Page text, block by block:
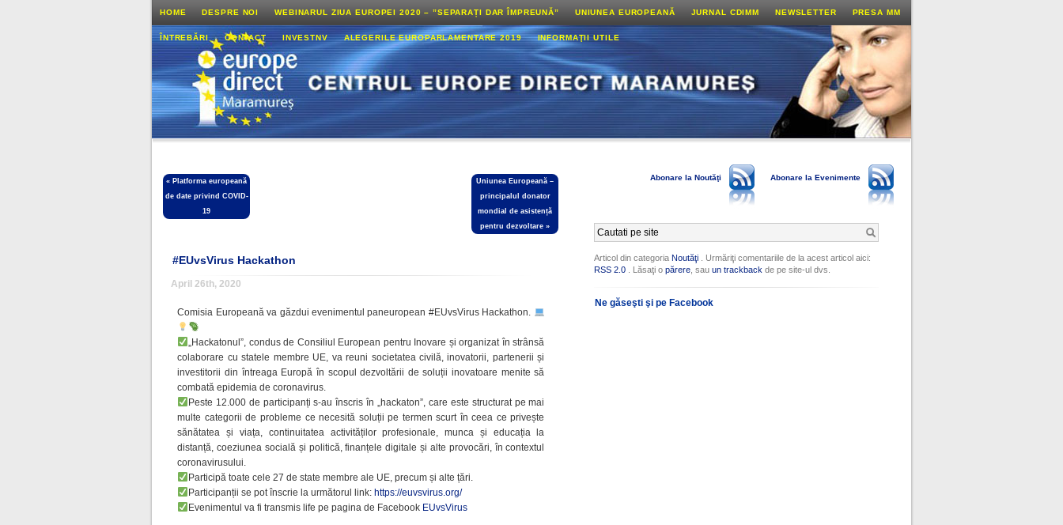
HOME DESPRE NOI WEBINARUL ZIUA EUROPEI 2020 – ”SEPARAȚI DAR ÎMPREUNĂ” UNIUNEA EUROPEANĂ JURNAL CDIMM NEWSLETTER PRESA MM
ÎNTREBĂRI CONTACT INVESTNV ALEGERILE EUROPARLAMENTARE 2019 INFORMAŢII UTILE
« Platforma europeană
de date privind COVID-
19
Uniunea Europeană –
principalul donator
mondial de asistență
pentru dezvoltare »
#EUvsVirus Hackathon
April 26th, 2020
Comisia Europeană va găzdui evenimentul paneuropean #EUvsVirus Hackathon.
„Hackatonul”, condus de Consiliul European pentru Inovare și organizat în strânsă
colaborare cu statele membre UE, va reuni societatea civilă, inovatorii, partenerii și
investitorii din întreaga Europă în scopul dezvoltării de soluții inovatoare menite să
combată epidemia de coronavirus.
Peste 12.000 de participanți s-au înscris în „hackaton”, care este structurat pe mai
multe categorii de probleme ce necesită soluții pe termen scurt în ceea ce privește
sănătatea și viața, continuitatea activităților profesionale, munca și educația la
distanță, coeziunea socială și politică, finanțele digitale și alte provocări, în contextul
coronavirusului.
Participă toate cele 27 de state membre ale UE, precum și alte țări.
Participanții se pot înscrie la următorul link: https://euvsvirus.org/
Evenimentul va fi transmis life pe pagina de Facebook EUvsVirus
Abonare la Noutăţi Abonare la Evenimente
Articol din categoriaNoutăţi . Urmăriţi comentariile de la acest articol aici:
RSS 2.0 . Lăsaţi opărere , sauun trackbackde pe site-ul dvs.
Ne găseşti şi pe Facebook